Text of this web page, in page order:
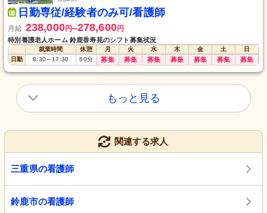
日勤専従/経験者のみ可/看護師
月給 238,000円〜278,600円
特別養護老人ホーム 鈴鹿香寿苑のシフト募集状況
就業時間 休憩 月 火 水 木 金 土
日
日勤
8:30～17:30 60分 募集 募集 募集 募集 募集 募集 募集
もっと見る
関連する求人
三重県の看護師
鈴鹿市の看護師